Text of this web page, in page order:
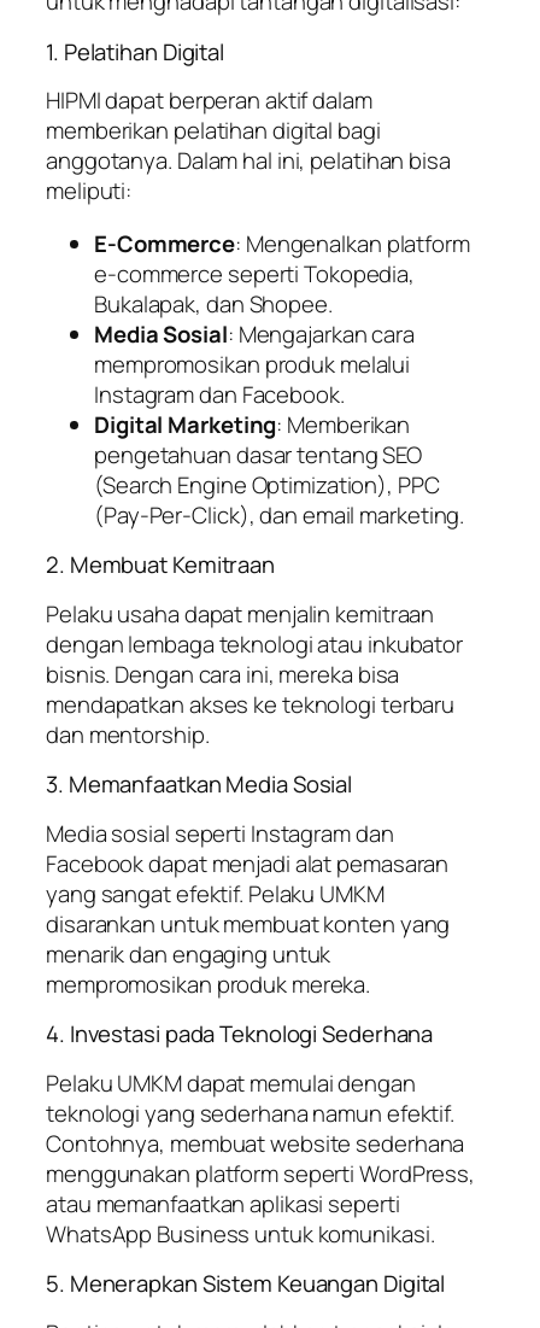
1. Pelatihan Digital
HIPMI dapat berperan aktif dalam
memberikan pelatihan digital bagi
anggotanya. Dalam hal ini, pelatihan bisa
meliputi:
E-Commerce: Mengenalkan platform
e-commerce seperti Tokopedia,
Bukalapak, dan Shopee.
Media Sosial: Mengajarkan cara
mempromosikan produk melalui
Instagram dan Facebook.
Digital Marketing: Memberikan
pengetahuan dasar tentang SEO
(Search Engine Optimization), PPC
(Pay-Per-Click), dan email marketing.
2. Membuat Kemitraan
Pelaku usaha dapat menjalin kemitraan
dengan lembaga teknologi atau inkubator
bisnis. Dengan cara ini, mereka bisa
mendapatkan akses ke teknologi terbaru
dan mentorship.
3. Memanfaatkan Media Sosial
Media sosial seperti Instagram dan
Facebook dapat menjadi alat pemasaran
yang sangat efektif. Pelaku UMKM
disarankan untuk membuat konten yang
menarik dan engaging untuk
mempromosikan produk mereka.
4. Investasi pada Teknologi Sederhana
Pelaku UMKM dapat memulai dengan
teknologi yang sederhana namun efektif.
Contohnya, membuat website sederhana
menggunakan platform seperti WordPress,
atau memanfaatkan aplikasi seperti
WhatsApp Business untuk komunikasi.
5. Menerapkan Sistem Keuangan Digital